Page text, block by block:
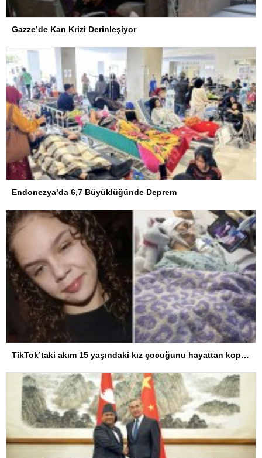
Gazze’de Kan Krizi Derinleşiyor
Endonezya’da 6,7 Büyüklüğünde Deprem
TikTok’taki akım 15 yaşındaki kız çocuğunu hayattan kopardı